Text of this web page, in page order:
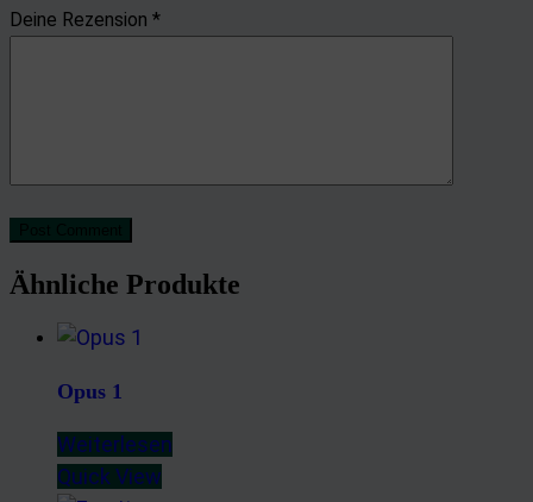
Deine Rezension *
Ähnliche Produkte
Opus 1
Weiterlesen
Quick View